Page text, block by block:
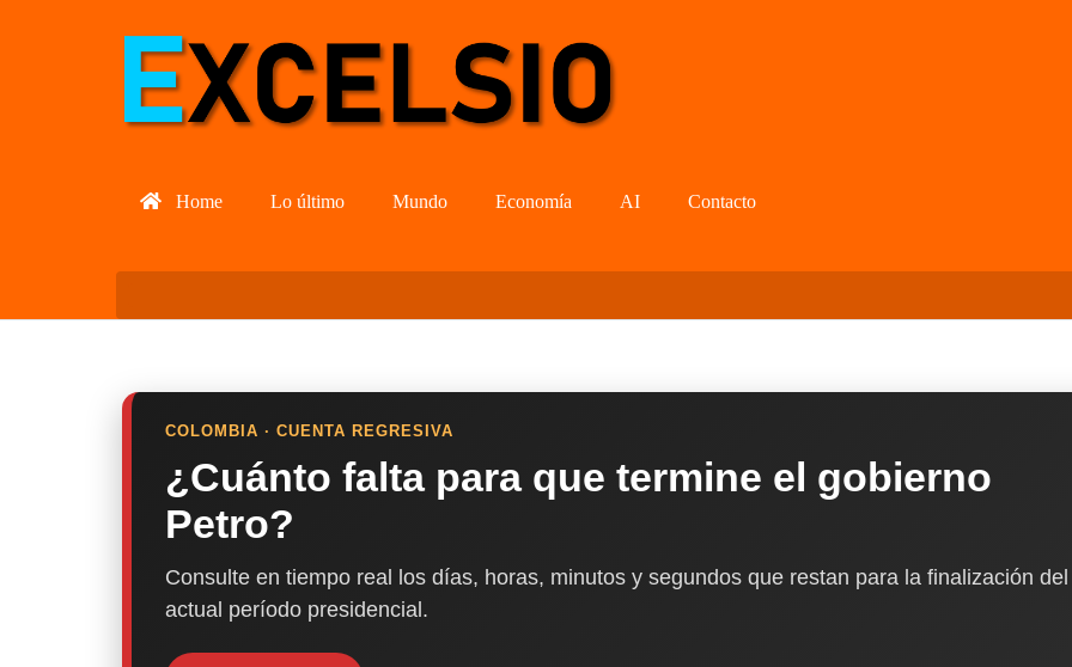
Home Lo último Mundo Economía AI Contacto
COLOMBIA · CUENTA REGRESIVA
¿Cuánto falta para que termine el gobierno
Petro?
Consulte en tiempo real los días, horas, minutos y segundos que restan para la finalización del
actual período presidencial.